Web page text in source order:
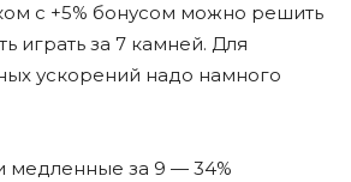
с +5% бонусом можно решить
играть за 7 камней. Для
ускорений надо намного
медленные за 9 — 34%